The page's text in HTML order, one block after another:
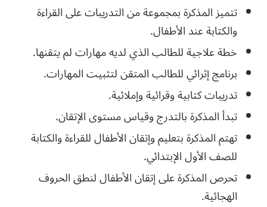
تتميز المذكرة بمجموعة من التدريبات على القراءة
والكتابة عند الأطفال.
خطة علاجية للطالب الذي لديه مهارات لم يتقنها.
برنامج إثرائي للطالب المتقن لتثبيت المهارات.
تدريبات كتابية وقرائية وإملائية.
تبدأ المذكرة بالتدرج وقياس مستوى الإتقان.
تهتم المذكرة بتعليم وإتقان الأطفال للقراءة والكتابة
للصف الأول الإبتدائي.
تحرص المذكرة على إتقان الأطفال لنطق الحروف
الهجائية.